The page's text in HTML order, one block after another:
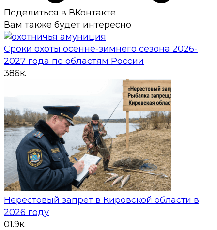
Поделиться в ВКонтакте
Вам также будет интересно
Сроки охоты осенне-зимнего сезона 2026-
2027 года по областям России
386к.
Нерестовый запрет в Кировской области в
2026 году
01.9к.